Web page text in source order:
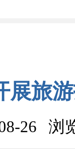
展旅
26 浏